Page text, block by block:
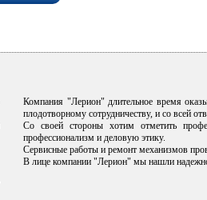
Компания "Лерион" длительное время
плодотворному сотрудничеству, и со всей
Со своей стороны хотим отметить
профессионализм и деловую этику.
Сервисные работы и ремонт механизмов
В лице компании "Лерион" мы нашли